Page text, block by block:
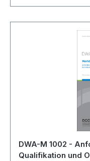
DWA-M 1002 -
Qualifikation und